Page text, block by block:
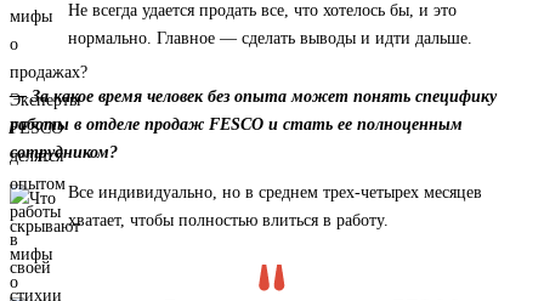
Не всегда удается продать все, что хотелось бы, и это
нормально. Главное — сделать выводы и идти дальше.
— За какое время человек без опыта может понять специфику
работы в отделе продаж FESCO и стать ее полноценным
сотрудником?
Все индивидуально, но в среднем трех-четырех месяцев
хватает, чтобы полностью влиться в работу.